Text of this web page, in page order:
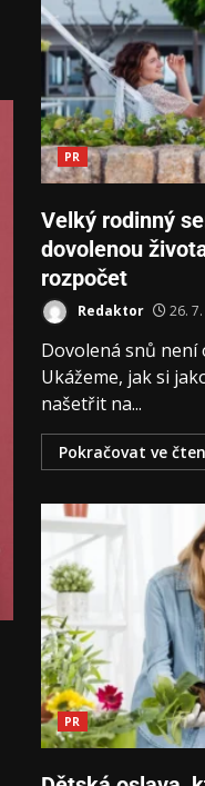
PR
Velký rodinný
dovolenou
rozpočet
Redaktor 26.
Dovolená snů není
Ukážeme, jak si
našetřit na...
Pokračovat ve
PR